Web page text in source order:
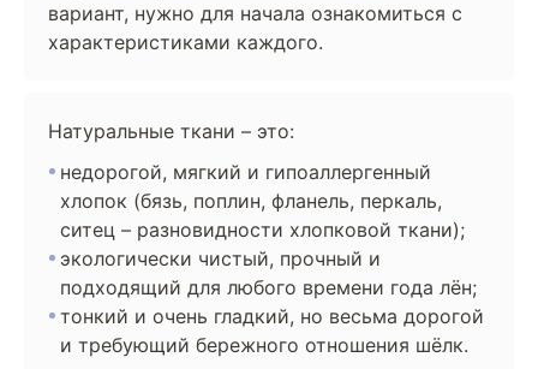
вариант, нужно для начала ознакомиться с
характеристиками каждого.
Натуральные ткани – это:
недорогой, мягкий и гипоаллергенный
хлопок (бязь, поплин, фланель, перкаль,
ситец – разновидности хлопковой ткани);
экологически чистый, прочный и
подходящий для любого времени года лён;
тонкий и очень гладкий, но весьма дорогой
и требующий бережного отношения шёлк.